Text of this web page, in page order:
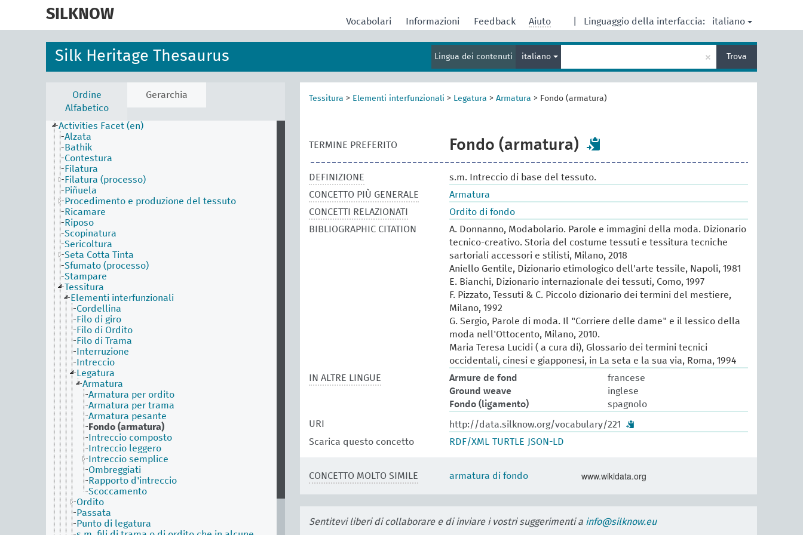
SILKNOW Linguaggio della interfaccia: italiano
Vocabolari Informazioni Feedback Aiuto
Silk Heritage Thesaurus Lingua dei contenuti italiano
termine
per
la
× Trova
Ordine
Alfabetico
Gerarchia
Activities Facet (en)
Alzata
Bathik
Contestura
Filatura
Filatura (processo)
Piñuela
Procedimento e produzione del tessuto
Ricamare
Riposo
Scopinatura
Sericoltura
Seta Cotta Tinta
Sfumato (processo)
Stampare
Tessitura
Elementi interfunzionali
Cordellina
Filo di giro
Filo di Ordito
Filo di Trama
Interruzione
Intreccio
Legatura
Armatura
Armatura per ordito
Armatura per trama
Armatura pesante
Fondo (armatura)
Intreccio composto
Intreccio leggero
Intreccio semplice
Ombreggiati
Rapporto d'intreccio
Scoccamento
Ordito
Passata
Punto di legatura
Tessitura > Elementi interfunzionali > Legatura > Armatura > Fondo (armatura)
TERMINE PREFERITO Fondo (armatura)
DEFINIZIONE
s.m. Intreccio di base del tessuto.
CONCETTO PIÙ GENERALE
Armatura
CONCETTI RELAZIONATI
Ordito di fondo
BIBLIOGRAPHIC CITATION
A. Donnanno, Modabolario. Parole e immagini della moda. Dizionario
tecnico-creativo. Storia del costume tessuti e tessitura tecniche
sartoriali accessori e stilisti, Milano, 2018
Aniello Gentile, Dizionario etimologico dell'arte tessile, Napoli, 1981
E. Bianchi, Dizionario internazionale dei tessuti, Como, 1997
F. Pizzato, Tessuti & C. Piccolo dizionario dei termini del mestiere,
Milano, 1992
G. Sergio, Parole di moda. Il "Corriere delle dame" e il lessico della
moda nell'Ottocento, Milano, 2010.
Maria Teresa Lucidi ( a cura di), Glossario dei termini tecnici
occidentali, cinesi e giapponesi, in La seta e la sua via, Roma, 1994
IN ALTRE LINGUE
Armure de fond
francese
Ground weave
inglese
Fondo (ligamento)
spagnolo
URI
http://data.silknow.org/vocabulary/221
Scarica questo concetto
RDF/XML TURTLE JSON-LD
CONCETTO MOLTO SIMILE armatura di fondo www.wikidata.org
Sentitevi liberi di collaborare e di inviare i vostri suggerimenti a info@silknow.eu